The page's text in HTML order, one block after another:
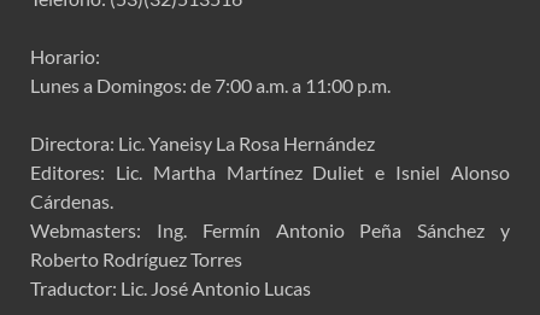
Horario:
Lunes a Domingos: de 7:00 a.m. a 11:00 p.m.
Directora: Lic. Yaneisy La Rosa Hernández
Editores: Lic. Martha Martínez Duliet e Isniel Alonso
Cárdenas.
Webmasters: Ing. Fermín Antonio Peña Sánchez y
Roberto Rodríguez Torres
Traductor: Lic. José Antonio Lucas